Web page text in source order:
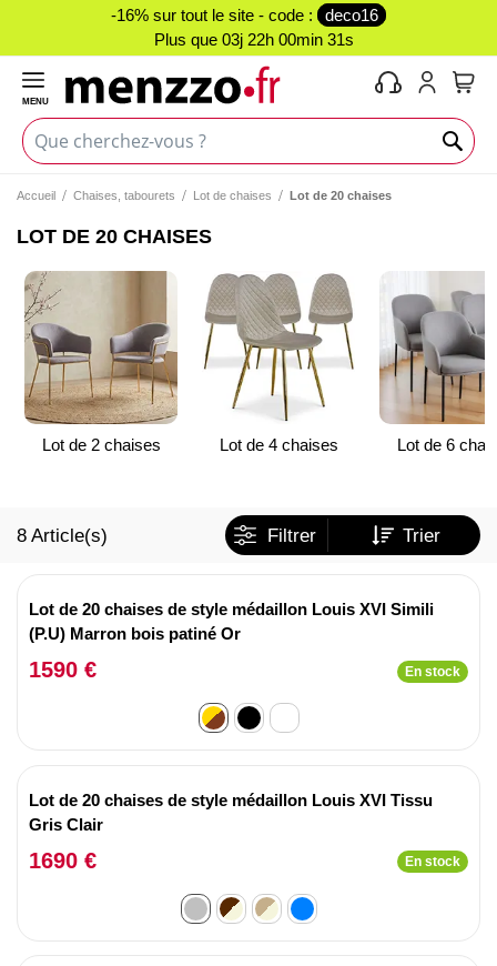
-16% sur tout le site - code :
deco16
Plus que 03j 22h 00min 31s
MENU
Accueil Chaises, tabourets Lot de chaises Lot de 20 chaises
LOT DE 20 CHAISES
Lot de 2 chaises Lot de 4 chaises Lot de 6
8 Article(s) Filtrer Trier
Lot de 20 chaises de style médaillon Louis XVI Simili
(P.U) Marron bois patiné Or
1590 € En stock
Lot de 20 chaises de style médaillon Louis XVI Tissu
Gris Clair
1690 € En stock